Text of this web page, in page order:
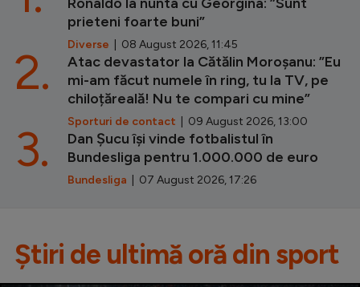
prieteni foarte buni”
Diverse | 08 August 2026, 11:45
Atac devastator la Cătălin Moroșanu: ”Eu
mi-am făcut numele în ring, tu la TV, pe
chiloțăreală! Nu te compari cu mine”
Sporturi de contact | 09 August 2026, 13:00
2.
Dan Șucu își vinde fotbalistul în
Bundesliga pentru 1.000.000 de euro
Bundesliga | 07 August 2026, 17:26
3.
Știri de ultimă oră din sport